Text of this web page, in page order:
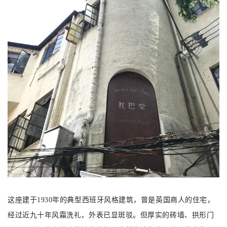
这座建于1930年的典型西班牙风格建筑，曾是英国商人的住宅，
经过近九十年风霜洗礼，外表已显斑驳。但厚实的砖墙、拱形门